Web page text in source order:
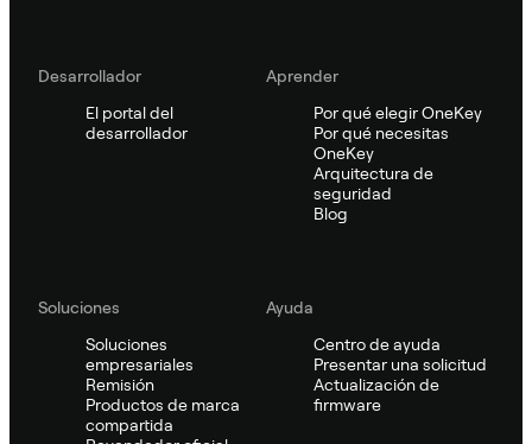
Desarrollador
El portal del
desarrollador
Aprender
Por qué elegir OneKey
Por qué necesitas
OneKey
Arquitectura de
seguridad
Blog
Soluciones
Soluciones
empresariales
Remisión
Productos de marca
compartida
Ayuda
Centro de ayuda
Presentar una solicitud
Actualización de
firmware